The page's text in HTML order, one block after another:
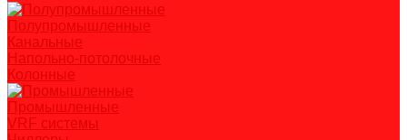
Полупромышленные
Канальные
Напольно-потолочные
Колонные
Промышленные
VRF системы